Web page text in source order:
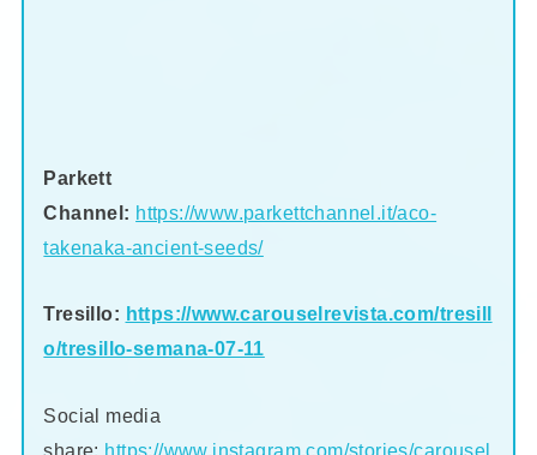
Parkett
Channel: https://www.parkettchannel.it/aco-
takenaka-ancient-seeds/
Tresillo: https://www.carouselrevista.com/tresill
o/tresillo-semana-07-11
Social media
share: https://www.instagram.com/stories/carousel